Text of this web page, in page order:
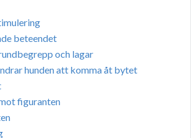
beteendet
och lagar
hunden att komma åt bytet
figuranten